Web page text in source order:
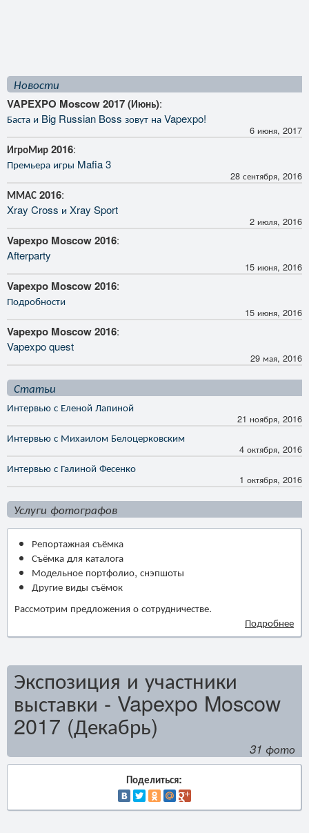
Новости
VAPEXPO Moscow 2017 (Июнь):
Баста и Big Russian Boss зовут на Vapexpo!
6 июня, 2017
ИгроМир 2016:
Премьера игры Mafia 3
28 сентября, 2016
ММАС 2016:
Xray Cross и Xray Sport
2 июля, 2016
Vapexpo Moscow 2016:
Afterparty
15 июня, 2016
Vapexpo Moscow 2016:
Подробности
15 июня, 2016
Vapexpo Moscow 2016:
Vapexpo quest
29 мая, 2016
Статьи
Интервью с Еленой Лапиной
21 ноября, 2016
Интервью с Михаилом Белоцерковским
4 октября, 2016
Интервью с Галиной Фесенко
1 октября, 2016
Услуги фотографов
Репортажная съёмка
Съёмка для каталога
Модельное портфолио, снэпшоты
Другие виды съёмок
Рассмотрим предложения о сотрудничестве.
Подробнее
Экспозиция и участники
выставки - Vapexpo Moscow
2017 (Декабрь)
31 фото
Поделиться: